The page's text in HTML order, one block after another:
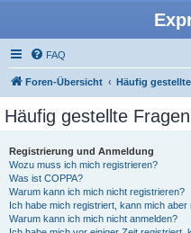
FAQ
Foren-Übersicht Häufig
Häufig gestellte Fragen
Registrierung und Anmeldung
Wozu muss ich mich registrieren?
Was ist COPPA?
Warum kann ich mich nicht registrieren?
Ich habe mich registriert, kann mich aber
Warum kann ich mich nicht anmelden?